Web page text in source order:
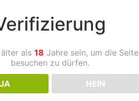
als 18 Jahre sein, um die Seite
besuchen zu dürfen.
JA NEIN